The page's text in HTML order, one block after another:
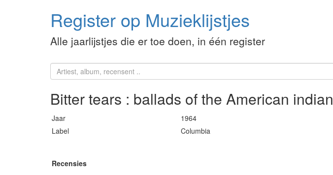
Register op Muzieklijstjes
Alle jaarlijstjes die er toe doen, in één register
Bitter tears : ballads of the American indian
Jaar
1964
Label
Columbia
Recensies